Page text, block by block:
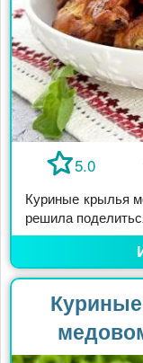
5.0
Куриные крылья
решила